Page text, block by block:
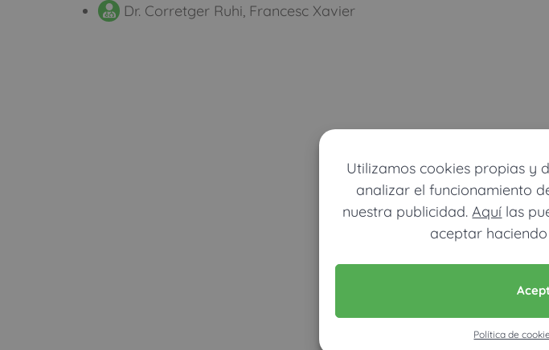
Utilizamos cookies propias y
analizar el funcionamiento
nuestra publicidad.Aquí las
aceptar
Política de
Dr. Corretger Ruhi, Francesc Xavier
Ver mapa más grande